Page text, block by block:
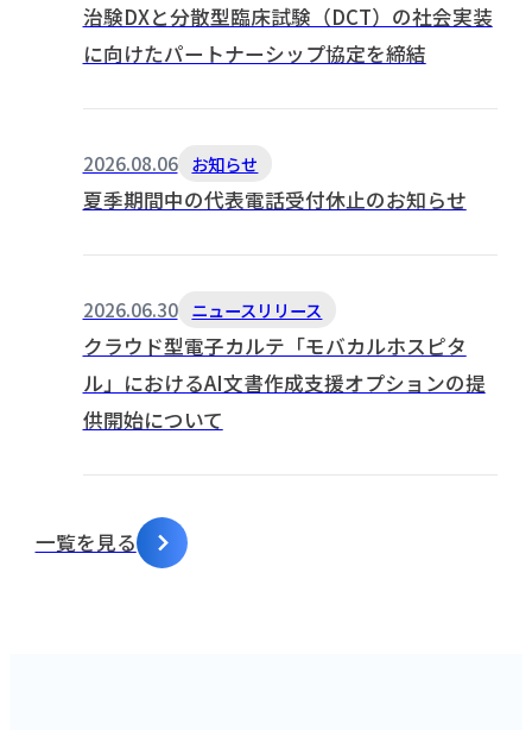
治験DXと分散型臨床試験（DCT）の社会実装
に向けたパートナーシップ協定を締結
2026.08.06 お知らせ
夏季期間中の代表電話受付休止のお知らせ
2026.06.30 ニュースリリース
クラウド型電子カルテ「モバカルホスピタ
ル」におけるAI文書作成支援オプションの提
供開始について
一覧を見る